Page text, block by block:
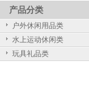
产品分类
户外休闲用品类
水上运动休闲类
玩具礼品类